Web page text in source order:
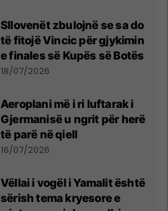
Sllovenët zbulojnë se sa do
të fitojë Vincic për gjykimin
e finales së Kupës së Botës
18/07/2026
Aeroplani më i ri luftarak i
Gjermanisë u ngrit për herë
të parë në qiell
16/07/2026
Vëllai i vogël i Yamalit është
sërish tema kryesore e